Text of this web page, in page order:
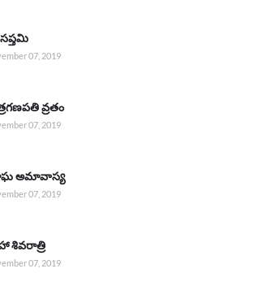
07, 2019
వ్రతం
07, 2019
అమావాస్య
07, 2019
శివరాత్రి
07, 2019